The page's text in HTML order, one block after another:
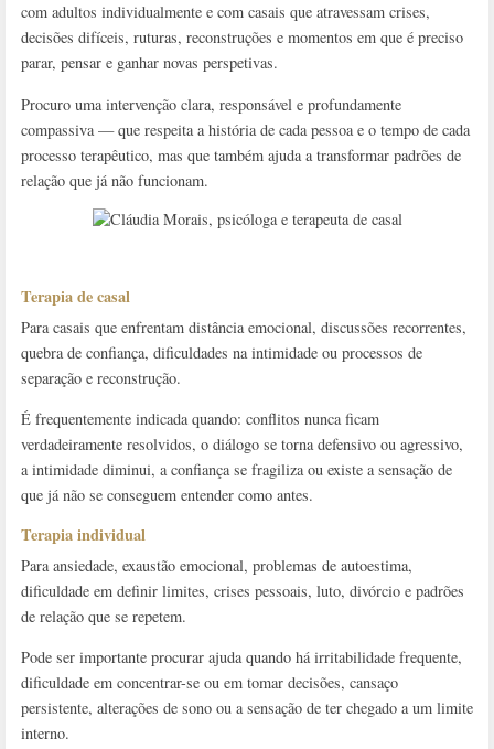
com adultos individualmente e com casais que atravessam crises,
decisões difíceis, ruturas, reconstruções e momentos em que é preciso
parar, pensar e ganhar novas perspetivas.
Procuro uma intervenção clara, responsável e profundamente
compassiva — que respeita a história de cada pessoa e o tempo de cada
processo terapêutico, mas que também ajuda a transformar padrões de
relação que já não funcionam.
Terapia de casal
Para casais que enfrentam distância emocional, discussões recorrentes,
quebra de confiança, dificuldades na intimidade ou processos de
separação e reconstrução.
É frequentemente indicada quando: conflitos nunca ficam
verdadeiramente resolvidos, o diálogo se torna defensivo ou agressivo,
a intimidade diminui, a confiança se fragiliza ou existe a sensação de
que já não se conseguem entender como antes.
Terapia individual
Para ansiedade, exaustão emocional, problemas de autoestima,
dificuldade em definir limites, crises pessoais, luto, divórcio e padrões
de relação que se repetem.
Pode ser importante procurar ajuda quando há irritabilidade frequente,
dificuldade em concentrar-se ou em tomar decisões, cansaço
persistente, alterações de sono ou a sensação de ter chegado a um limite
interno.